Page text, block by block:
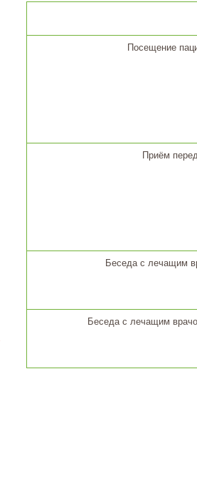
Посещение
Приём
Беседа с лечащим
Беседа с лечащим